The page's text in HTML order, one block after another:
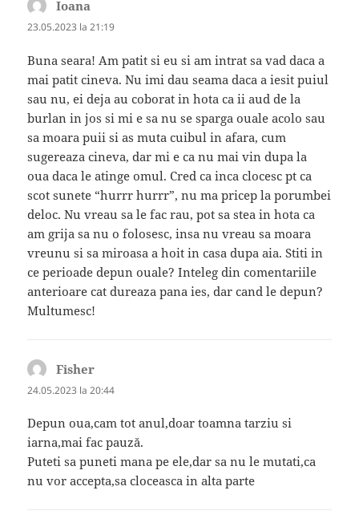
Ioana
23.05.2023 la 21:19
Buna seara! Am patit si eu si am intrat sa vad daca a
mai patit cineva. Nu imi dau seama daca a iesit puiul
sau nu, ei deja au coborat in hota ca ii aud de la
burlan in jos si mi e sa nu se sparga ouale acolo sau
sa moara puii si as muta cuibul in afara, cum
sugereaza cineva, dar mi e ca nu mai vin dupa la
oua daca le atinge omul. Cred ca inca clocesc pt ca
scot sunete “hurrr hurrr”, nu ma pricep la porumbei
deloc. Nu vreau sa le fac rau, pot sa stea in hota ca
am grija sa nu o folosesc, insa nu vreau sa moara
vreunu si sa miroasa a hoit in casa dupa aia. Stiti in
ce perioade depun ouale? Inteleg din comentariile
anterioare cat dureaza pana ies, dar cand le depun?
Multumesc!
Fisher
24.05.2023 la 20:44
Depun oua,cam tot anul,doar toamna tarziu si
iarna,mai fac pauză.
Puteti sa puneti mana pe ele,dar sa nu le mutati,ca
nu vor accepta,sa cloceasca in alta parte